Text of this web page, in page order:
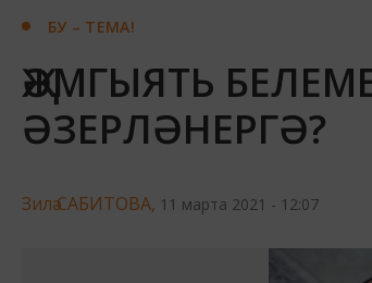
БУ – ТЕМА!
ҖӘМГЫЯТЬ
ӘЗЕРЛӘНЕРГӘ?
Зилә САБИТОВА, 11 марта 2021 - 12:07